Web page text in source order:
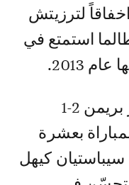
لترزيتش
1997 الذي لطالما استمتع في
2013.
وبعد الفوز على أرض فيردر بريمن 2-1
بعشرة
سيباستيان كيهل